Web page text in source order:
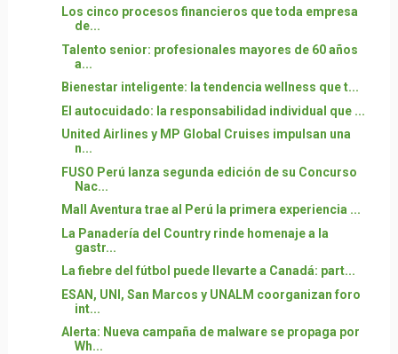
Los cinco procesos financieros que toda empresa
de...
Talento senior: profesionales mayores de 60 años
a...
Bienestar inteligente: la tendencia wellness que t...
El autocuidado: la responsabilidad individual que ...
United Airlines y MP Global Cruises impulsan una
n...
FUSO Perú lanza segunda edición de su Concurso
Nac...
Mall Aventura trae al Perú la primera experiencia ...
La Panadería del Country rinde homenaje a la
gastr...
La fiebre del fútbol puede llevarte a Canadá: part...
ESAN, UNI, San Marcos y UNALM coorganizan foro
int...
Alerta: Nueva campaña de malware se propaga por
Wh...